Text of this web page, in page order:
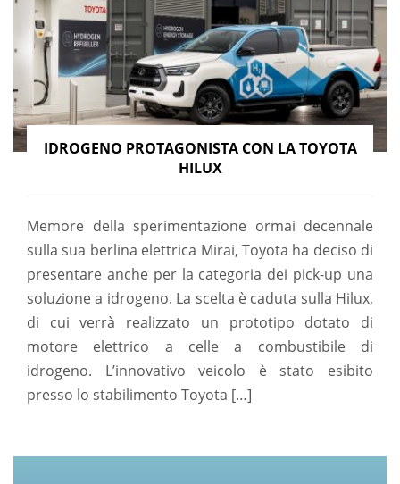
IDROGENO PROTAGONISTA CON LA TOYOTA
HILUX
Memore della sperimentazione ormai decennale
sulla sua berlina elettrica Mirai, Toyota ha deciso di
presentare anche per la categoria dei pick-up una
soluzione a idrogeno. La scelta è caduta sulla Hilux,
di cui verrà realizzato un prototipo dotato di
motore elettrico a celle a combustibile di
idrogeno. L’innovativo veicolo è stato esibito
presso lo stabilimento Toyota […]